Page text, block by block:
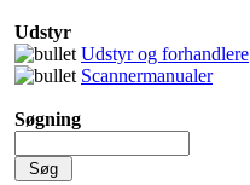
Udstyr
Udstyr og forhandlere
Scannermanualer
Søgning